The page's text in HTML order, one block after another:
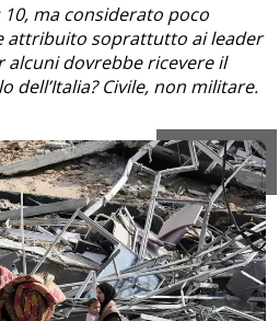
ma considerato poco
attribuito soprattutto ai leader
alcuni dovrebbe ricevere il
dell’Italia? Civile, non militare.